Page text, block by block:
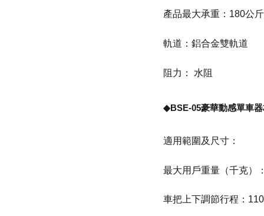
產品最大承重：180公斤
軌道：鋁合金雙軌道
阻力： 水阻
◆BSE-05豪華動感單車
適用範圍及尺寸：
最大用戶重量（千克）
車把上下調節行程：